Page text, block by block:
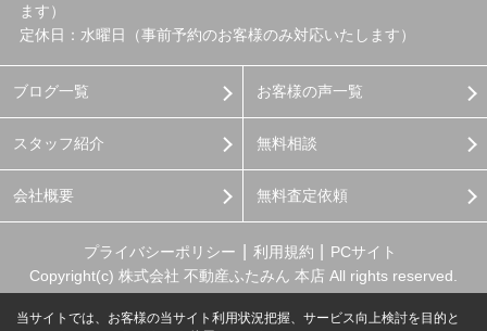
ます）
定休日：水曜日（事前予約のお客様のみ対応いたします）
ブログ一覧
スタッフ紹介
会社概要
お客様の声一覧
無料相談
無料査定依頼
プライバシーポリシー 利用規約
PCサイト
Copyright(c) 株式会社 不動産ふたみん 本店 All rights reserved.
当サイトでは、お客様の当サイト利用状況把握、サービス向上検討を目的と